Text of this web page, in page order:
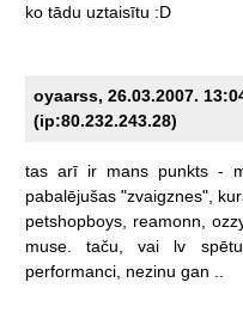
ko tādu uztaisītu :D
oyaarss, 26.03.2007.
(ip:80.232.243.28)
tas arī ir mans punkts -
pabalējušas "zvaigznes",
petshopboys,
reamonn,
muse.
taču, vai lv spētu
performanci, nezinu gan